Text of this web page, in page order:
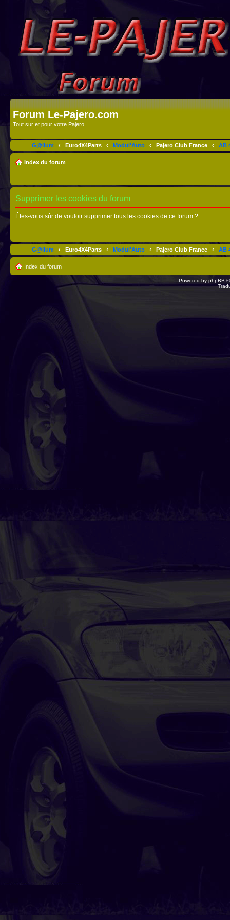
Forum Le-Pajero.com
Tout sur et pour votre Pajero.
G@lium ‹ Euro4X4Parts ‹ Modul'Auto ‹ Pajero Club France ‹ AB
Index du forum
Supprimer les cookies du forum
Êtes-vous sûr de vouloir supprimer tous les cookies de ce forum ?
G@lium ‹ Euro4X4Parts ‹ Modul'Auto ‹ Pajero Club France ‹ AB
Index du forum
Powered by phpBB